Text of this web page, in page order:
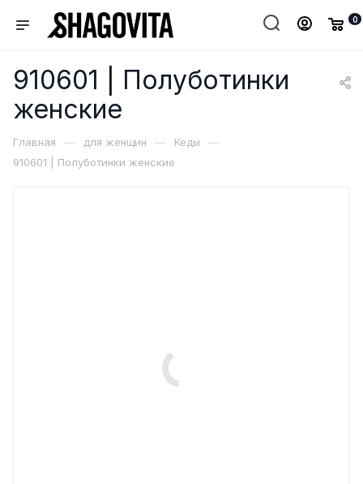
0
910601 | Полуботинки
женские
Главная — для женщин — Кеды —
910601 | Полуботинки женские